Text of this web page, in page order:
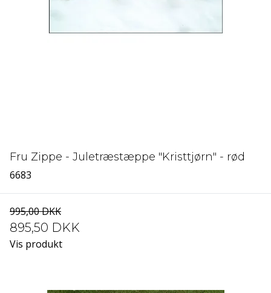
Fru Zippe - Juletræstæppe "Kristtjørn" - rød
6683
995,00 DKK
895,50 DKK
Vis produkt